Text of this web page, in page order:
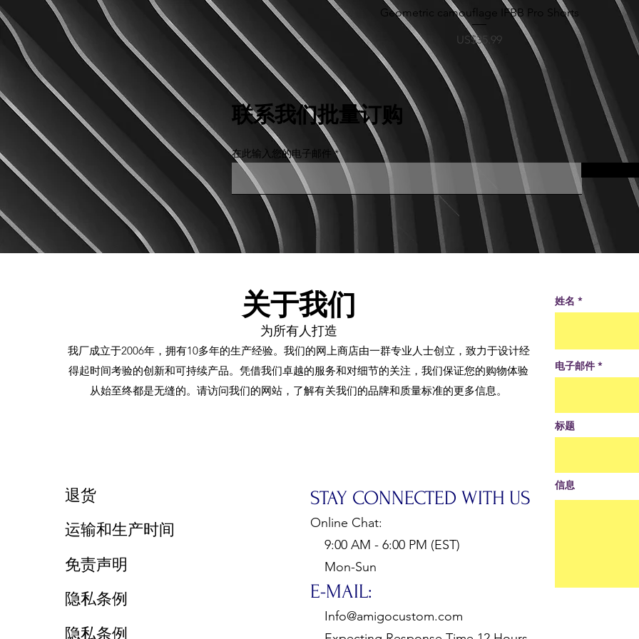
快速瀏覽
Geometric camouflage IFBB Pro Shorts
價格
US$35.99
联系我们批量订购
在此输入您的电子邮件
关于我们
为所有人打造
我厂成立于2006年，拥有10多年的生产经验。我们的网上商店由一群专业人士创立，致力于设计经
得起时间考验的创新和可持续产品。凭借我们卓越的服务和对细节的关注，我们保证您的购物体验
从始至终都是无缝的。请访问我们的网站，了解有关我们的品牌和质量标准的更多信息。
STAY CONNECTED WITH US
Online Chat:
9:00 AM - 6:00 PM (EST)
Mon-Sun
E-MAIL:
Info@amigocustom.com
​退货
运输和生产时间
免责声明
隐私条例
隐私条例
姓名
电子邮件
标题
信息